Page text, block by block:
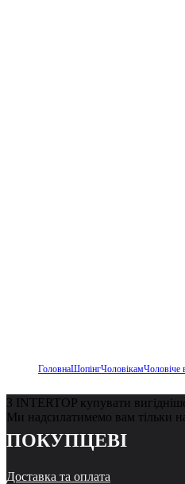
ГоловнаШопінгЧоловікамЧоловіче
З INTERTOP купувати
Ми надсилатимемо вам тільки
ПОКУПЦЕВІ
Доставка та оплата